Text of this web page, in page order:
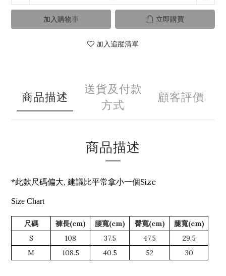
加入購物車 立即購買
加入追蹤清單
商品描述
送貨及付款
方式
顧客評價
商品描述
*此款尺碼偏大, 建議比平常拿小一個Size
Size Chart
尺碼 褲長(cm) 腰寬(cm) 臀寬(cm)
腿寬(cm)
S
108 37.5 47.5
29.5
M
108.5 40.5 52 30